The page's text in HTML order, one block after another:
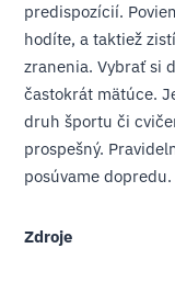
predispozícií.
hodíte, a taktiež
zranenia. Vybrať si
častokrát mätúce.
druh športu či
prospešný.
posúvame dopredu.
Zdroje